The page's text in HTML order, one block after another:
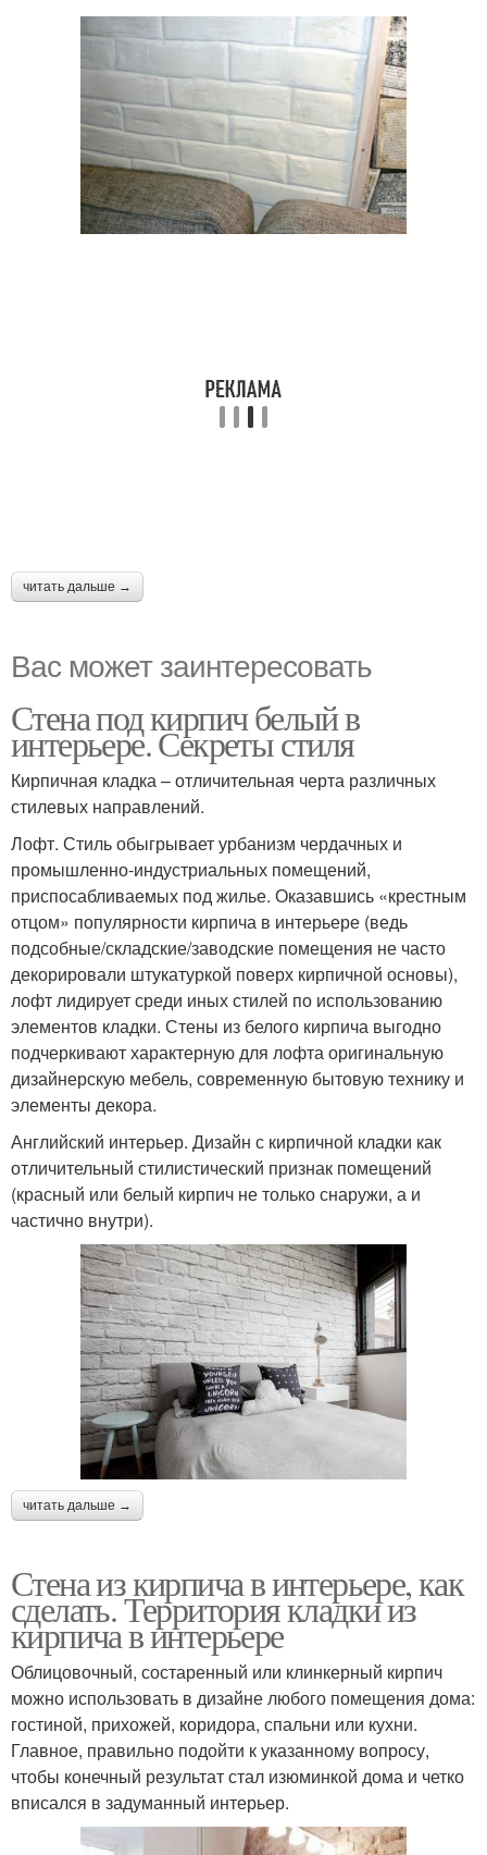
читать дальше →
Вас может заинтересовать
Стена под кирпич белый в
интерьере. Секреты стиля
Кирпичная кладка – отличительная черта различных
стилевых направлений.
Лофт. Стиль обыгрывает урбанизм чердачных и
промышленно-индустриальных помещений,
приспосабливаемых под жилье. Оказавшись «крестным
отцом» популярности кирпича в интерьере (ведь
подсобные/складские/заводские помещения не часто
декорировали штукатуркой поверх кирпичной основы),
лофт лидирует среди иных стилей по использованию
элементов кладки. Стены из белого кирпича выгодно
подчеркивают характерную для лофта оригинальную
дизайнерскую мебель, современную бытовую технику и
элементы декора.
Английский интерьер. Дизайн с кирпичной кладки как
отличительный стилистический признак помещений
(красный или белый кирпич не только снаружи, а и
частично внутри).
читать дальше →
Стена из кирпича в интерьере, как
сделать. Территория кладки из
кирпича в интерьере
Облицовочный, состаренный или клинкерный кирпич
можно использовать в дизайне любого помещения дома:
гостиной, прихожей, коридора, спальни или кухни.
Главное, правильно подойти к указанному вопросу,
чтобы конечный результат стал изюминкой дома и четко
вписался в задуманный интерьер.